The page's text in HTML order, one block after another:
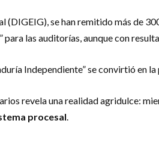
se han remitido más de
las auditorías, aunque con
Independiente” se convirtió en
revela una realidad agridulce:
procesal